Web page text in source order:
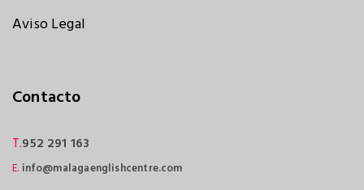
Aviso Legal
Contacto
T.952 291 163
E. info@malagaenglishcentre.com